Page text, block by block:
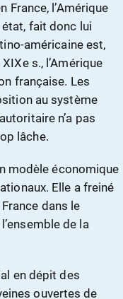
France, l’Amérique
état, fait donc lui
américaine est,
XIXe s., l’Amérique
française. Les
au système
n’a pas
lâche.
modèle économique
Elle a freiné
dans le
de la
en dépit des
ouvertes de